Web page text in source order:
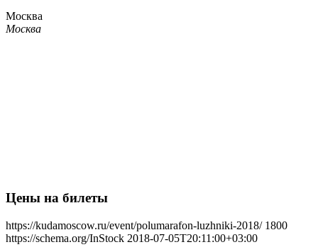
Москва
Москва
Цены на билеты
https://kudamoscow.ru/event/polumarafon-luzhniki-2018/ 1800
https://schema.org/InStock 2018-07-05T20:11:00+03:00